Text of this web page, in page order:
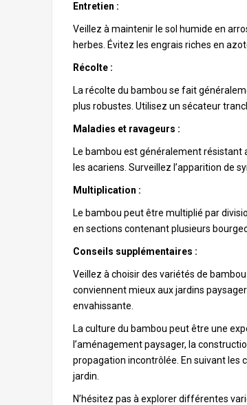
Entretien :
Veillez à maintenir le sol humide en
herbes. Évitez les engrais riches en
Récolte :
La récolte du bambou se fait
plus robustes. Utilisez un sécateur
Maladies et ravageurs :
Le bambou est généralement résistant
les acariens. Surveillez l’apparition de
Multiplication :
Le bambou peut être multiplié par
en sections contenant plusieurs
Conseils supplémentaires :
Veillez à choisir des variétés de
conviennent mieux aux jardins
envahissante.
La culture du bambou peut être une
l’aménagement paysager, la
propagation incontrôlée. En suivant les
jardin.
N’hésitez pas à explorer différentes